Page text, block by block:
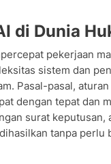
di Dunia
pekerjaan
sistem dan
Pasal-pasal,
dengan tepat dan
surat
tanpa perlu